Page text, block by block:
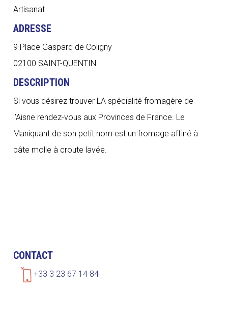
Artisanat
ADRESSE
9 Place Gaspard de Coligny
02100 SAINT-QUENTIN
DESCRIPTION
Si vous désirez trouver LA spécialité fromagère de
l’Aisne rendez-vous aux Provinces de France. Le
Maniquant de son petit nom est un fromage affiné à
pâte molle à croute lavée.
CONTACT
+33 3 23 67 14 84